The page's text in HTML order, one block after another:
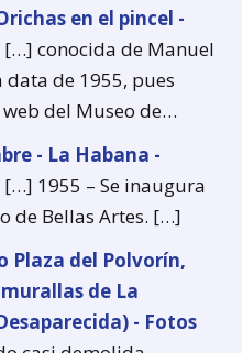
en el pincel -
[…] conocida de Manuel
de 1955, pues
del Museo de…
- La Habana -
[…] 1955 – Se inaugura
de Bellas Artes. […]
Plaza del Polvorín,
de La
- Fotos